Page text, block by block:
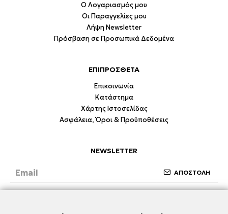
Ο Λογαριασμός μου
Οι Παραγγελίες μου
Λήψη Newsletter
Πρόσβαση σε Προσωπικά Δεδομένα
ΕΠΙΠΡΟΣΘΕΤΑ
Επικοινωνία
Κατάστημα
Χάρτης Ιστοσελίδας
Ασφάλεια, Όροι & Προϋποθέσεις
NEWSLETTER
ΑΠΟΣΤΟΛΗ